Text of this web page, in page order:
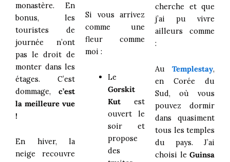
monastère. En
bonus, les
touristes de
journée n’ont
pas le droit de
monter dans les
étages. C’est
dommage, c’est
la meilleure vue
!
En hiver, la
neige recouvre
Si vous arrivez
comme une
fleur comme
moi :
Le
Gorskit
Kutest
ouvert le
soir et
propose
des
cherche et que
j’ai pu vivre
ailleurs comme
:
Au Templestay,
en Corée du
Sud, où vous
pouvez dormir
dans quasiment
tous les temples
du pays. J’ai
choisi le Guinsa